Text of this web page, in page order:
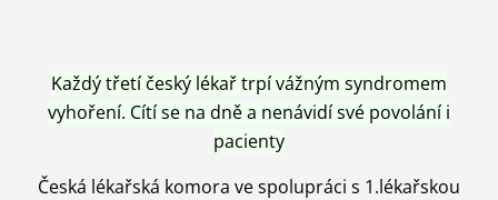
Každý třetí český lékař trpí vážným syndromem
vyhoření. Cítí se na dně a nenávidí své povolání i
pacienty
Česká lékařská komora ve spolupráci s 1.lékařskou